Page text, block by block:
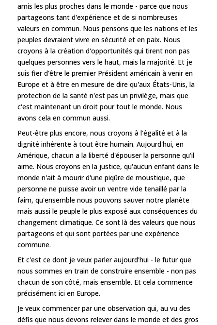
amis les plus proches dans le monde - parce que nous
partageons tant d'expérience et de si nombreuses
valeurs en commun. Nous pensons que les nations et les
peuples devraient vivre en sécurité et en paix. Nous
croyons à la création d'opportunités qui tirent non pas
quelques personnes vers le haut, mais la majorité. Et je
suis fier d'être le premier Président américain à venir en
Europe et à être en mesure de dire qu'aux États-Unis, la
protection de la santé n'est pas un privilège, mais que
c'est maintenant un droit pour tout le monde. Nous
avons cela en commun aussi.
Peut-être plus encore, nous croyons à l'égalité et à la
dignité inhérente à tout être humain. Aujourd'hui, en
Amérique, chacun a la liberté d'épouser la personne qu'il
aime. Nous croyons en la justice, qu'aucun enfant dans le
monde n'ait à mourir d'une piqûre de moustique, que
personne ne puisse avoir un ventre vide tenaillé par la
faim, qu'ensemble nous pouvons sauver notre planète
mais aussi le peuple le plus exposé aux conséquences du
changement climatique. Ce sont là des valeurs que nous
partageons et qui sont portées par une expérience
commune.
Et c'est ce dont je veux parler aujourd'hui - le futur que
nous sommes en train de construire ensemble - non pas
chacun de son côté, mais ensemble. Et cela commence
précisément ici en Europe.
Je veux commencer par une observation qui, au vu des
défis que nous devons relever dans le monde et des gros